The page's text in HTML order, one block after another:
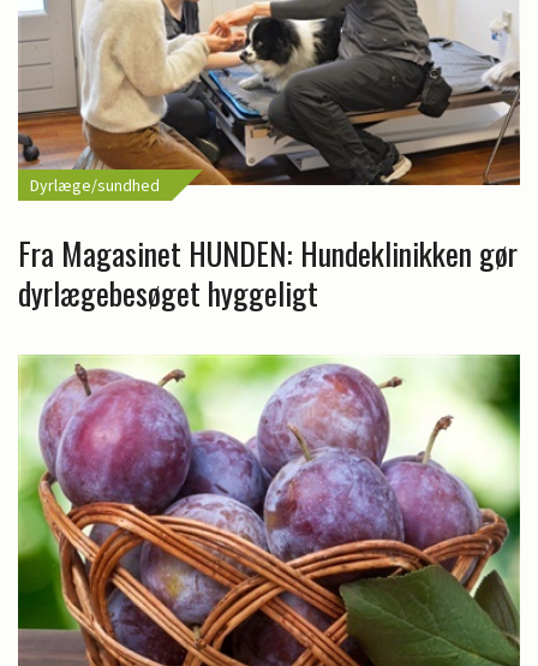
Dyrlæge/sundhed
Fra Magasinet HUNDEN: Hundeklinikken gør
dyrlægebesøget hyggeligt